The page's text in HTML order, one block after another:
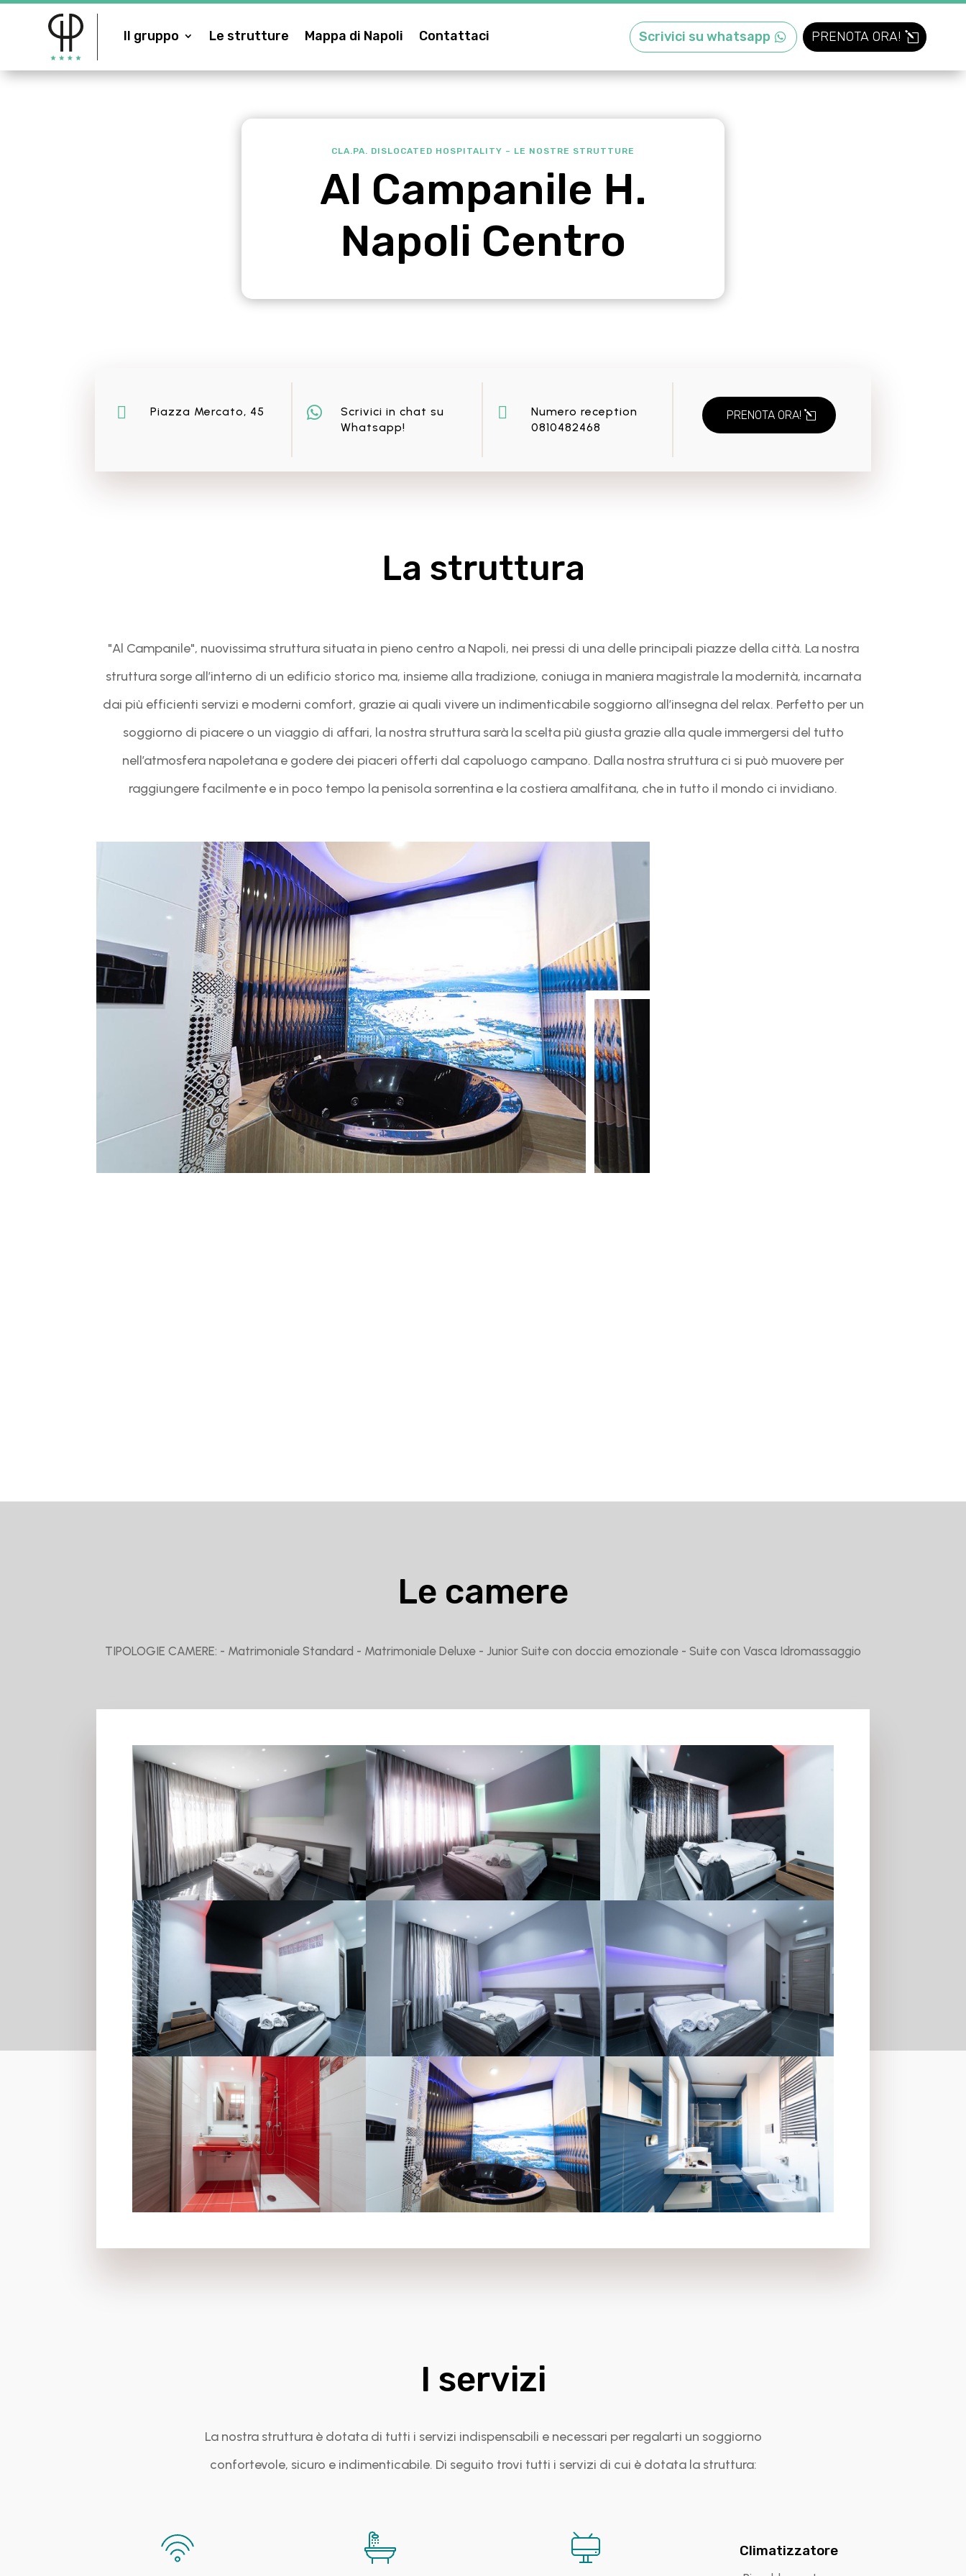
Il gruppo Le strutture Mappa di Napoli Contattaci Scrivici su whatsapp PRENOTA ORA!
CLA.PA. DISLOCATED HOSPITALITY – LE NOSTRE STRUTTURE
Al Campanile H.
Napoli Centro
 Piazza Mercato, 45 
Scrivici in chat su
Whatsapp!

Numero reception
0810482468
PRENOTA ORA!
La struttura
"Al Campanile", nuovissima struttura situata in pieno centro a Napoli, nei pressi di una delle principali piazze della città. La nostra
struttura sorge all’interno di un edificio storico ma, insieme alla tradizione, coniuga in maniera magistrale la modernità, incarnata
dai più efficienti servizi e moderni comfort, grazie ai quali vivere un indimenticabile soggiorno all’insegna del relax. Perfetto per un
soggiorno di piacere o un viaggio di affari, la nostra struttura sarà la scelta più giusta grazie alla quale immergersi del tutto
nell’atmosfera napoletana e godere dei piaceri offerti dal capoluogo campano. Dalla nostra struttura ci si può muovere per
raggiungere facilmente e in poco tempo la penisola sorrentina e la costiera amalfitana, che in tutto il mondo ci invidiano.
Le camere
TIPOLOGIE CAMERE: - Matrimoniale Standard - Matrimoniale Deluxe - Junior Suite con doccia emozionale - Suite con Vasca Idromassaggio
I servizi
La nostra struttura è dotata di tutti i servizi indispensabili e necessari per regalarti un soggiorno
confortevole, sicuro e indimenticabile. Di seguito trovi tutti i servizi di cui è dotata la struttura:
Climatizzatore